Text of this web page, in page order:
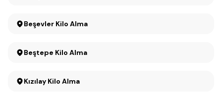
Beşevler Kilo Alma
Beştepe Kilo Alma
Kızılay Kilo Alma